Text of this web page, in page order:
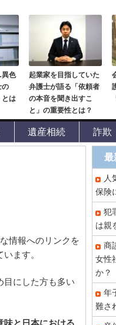
色
の
とは
起業家を目指していた
弁護士が語る「依頼者
の本音を聞き出すこ
と」の重要性とは？
遺産相続 詐欺
情報へのリンクを
ます。
目にした方も多い
最
人
保険
犯
は親
商
女性
か？
年
難さ